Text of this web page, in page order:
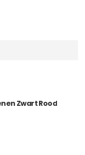
Zwart Rood